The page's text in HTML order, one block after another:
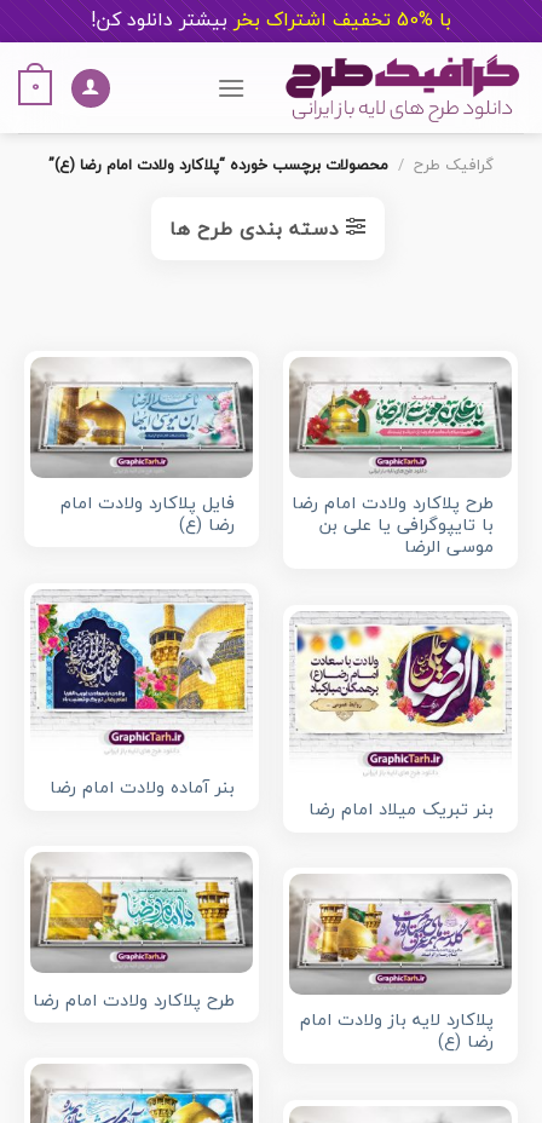
با %50 تخفیف اشتراک بخر بیشتر دانلود کن!
content
0
گرافیک طرح / محصولات برچسب خورده “پلاکارد ولادت امام رضا (ع)”
دسته بندی طرح ها
طرح پلاکارد ولادت امام رضا
با تایپوگرافی یا علی بن
موسی الرضا
فایل پلاکارد ولادت امام
رضا (ع)
بنر آماده ولادت امام رضا
بنر تبریک میلاد امام رضا
طرح پلاکارد ولادت امام رضا
پلاکارد لایه باز ولادت امام
رضا (ع)